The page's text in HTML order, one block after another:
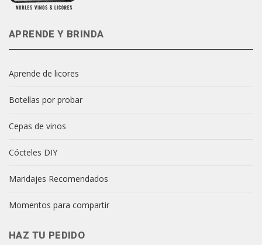
APRENDE Y BRINDA
Aprende de licores
Botellas por probar
Cepas de vinos
Cócteles DIY
Maridajes Recomendados
Momentos para compartir
HAZ TU PEDIDO